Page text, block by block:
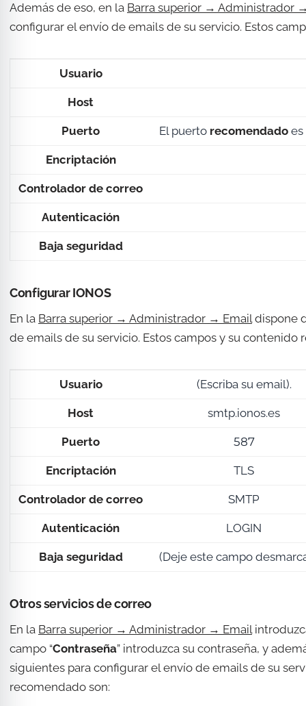
Además de eso, en la Barra superior → Administrador
configurar el envío de emails de su servicio. Estos
Usuario
Host
Puerto El puerto recomendado
Encriptación
Controlador de correo
Autenticación
Baja seguridad
Configurar IONOS
En la Barra superior → Administrador → Emaildispone
de emails de su servicio. Estos campos y su contenido
Usuario (Escriba su email).
Host smtp.ionos.es
Puerto 587
Encriptación TLS
Controlador de correo SMTP
Autenticación LOGIN
Baja seguridad (Deje este campo
Otros servicios de correo
En la Barra superior → Administrador → Email
campo “Contraseña” introduzca su contraseña, y
siguientes para configurar el envío de emails de su
recomendado son: